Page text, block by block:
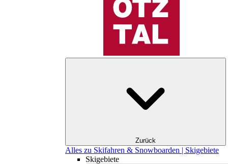
Zurück
Alles zu Skifahren & Snowboarden | Skigebiete
Skigebiete